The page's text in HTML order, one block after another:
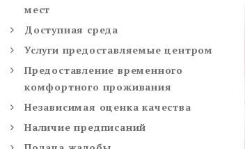
мест
Доступная среда
Услуги предоставляемые центром
Предоставление временного
комфортного проживания
Независимая оценка качества
Наличие предписаний